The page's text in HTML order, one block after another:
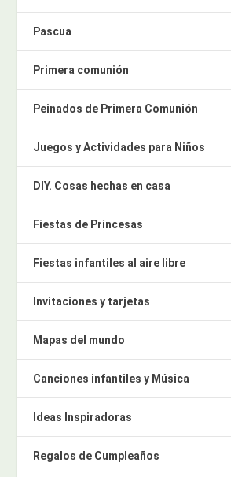
Pascua
Primera comunión
Peinados de Primera Comunión
Juegos y Actividades para Niños
DIY. Cosas hechas en casa
Fiestas de Princesas
Fiestas infantiles al aire libre
Invitaciones y tarjetas
Mapas del mundo
Canciones infantiles y Música
Ideas Inspiradoras
Regalos de Cumpleaños